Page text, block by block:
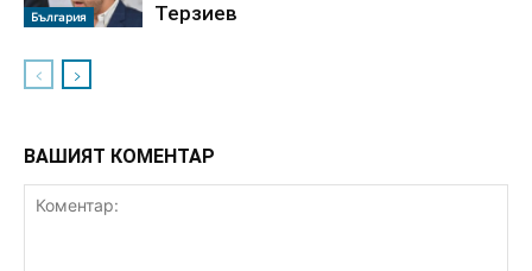
България
Терзиев
ВАШИЯТ КОМЕНТАР